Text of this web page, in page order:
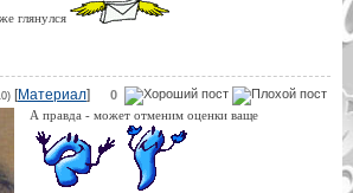
глянулся
0
[Материал]
А правда - может отменим оценки ваще